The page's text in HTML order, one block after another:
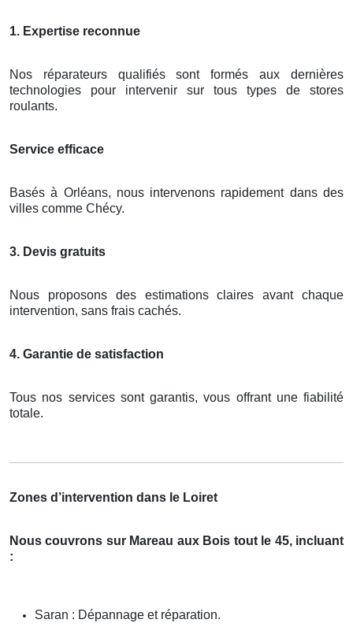
1. Expertise reconnue
Nos réparateurs qualifiés sont formés aux dernières
technologies pour intervenir sur tous types de stores
roulants.
Service efficace
Basés à Orléans, nous intervenons rapidement dans des
villes comme Chécy.
3. Devis gratuits
Nous proposons des estimations claires avant chaque
intervention, sans frais cachés.
4. Garantie de satisfaction
Tous nos services sont garantis, vous offrant une fiabilité
totale.
Zones d’intervention dans le Loiret
Nous couvrons sur Mareau aux Bois tout le 45, incluant
:
Saran : Dépannage et réparation.